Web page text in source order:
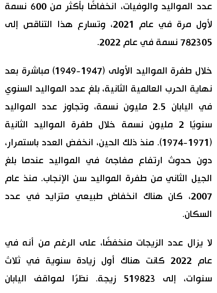
عدد المواليد والوفيات، انخفاضًا بأكثر من 600 نسمة
لأول مرة في عام 2021، وتسارع هذا التناقص إلى
782305 نسمة في عام 2022.
خلال طفرة المواليد الأولى (1947-1949) مباشرة بعد
نهاية الحرب العالمية الثانية، بلغ عدد المواليد السنوي
في اليابان 2.5 مليون نسمة، وتجاوز عدد المواليد
سنويًا 2 مليون نسمة خلال طفرة المواليد الثانية
(1971-1974). منذ ذلك الحين، انخفض العدد باستمرار،
دون حدوث ارتفاع مفاجئ في المواليد عندما بلغ
الجيل الثاني من طفرة المواليد سن الإنجاب. منذ عام
2007، كان هناك انخفاض طبيعي متزايد في عدد
السكان.
لا يزال عدد الزيجات منخفضًا، على الرغم من أنه في
عام 2022 كانت هناك أول زيادة سنوية في ثلاث
سنوات، إلى 519823 زيجة. نظرًا لمواقف اليابان